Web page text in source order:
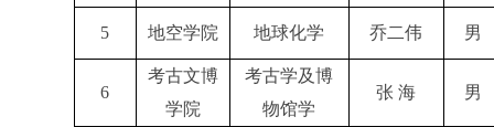
5 地空学院 地球化学 乔二伟 男
6
考古文博
学院
考古学及博
物馆学
张 海 男